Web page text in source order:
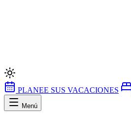
PLANEE SUS VACACIONES
Menú